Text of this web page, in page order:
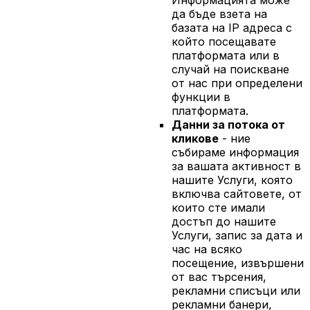
да бъде взета на
базата на IP адреса с
който посещавате
платформата или в
случай на поискване
от нас при определени
функции в
платформата.
Данни за потока от
кликове - ние
събираме информация
за вашата активност в
нашите Услуги, която
включва сайтовете, от
които сте имали
достъп до нашите
Услуги, запис за дата и
час на всяко
посещение, извършени
от вас търсения,
рекламни списъци или
рекламни банери,